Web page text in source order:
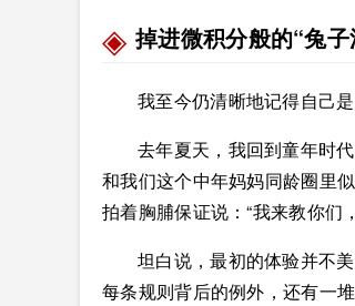
掉进微积分般的“兔子
我至今仍清晰地记得自己
去年夏天，我回到童年时
和我们这个中年妈妈同龄圈里
拍着胸脯保证说：“我来教你们
坦白说，最初的体验并不
每条规则背后的例外，还有一